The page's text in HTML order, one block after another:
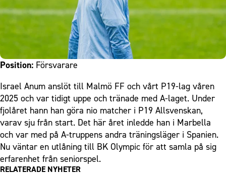
Position: Försvarare
Israel Anum anslöt till Malmö FF och vårt P19-lag våren
2025 och var tidigt uppe och tränade med A-laget. Under
fjolåret hann han göra nio matcher i P19 Allsvenskan,
varav sju från start. Det här året inledde han i Marbella
och var med på A-truppens andra träningsläger i Spanien.
Nu väntar en utlåning till BK Olympic för att samla på sig
erfarenhet från seniorspel.
RELATERADE NYHETER